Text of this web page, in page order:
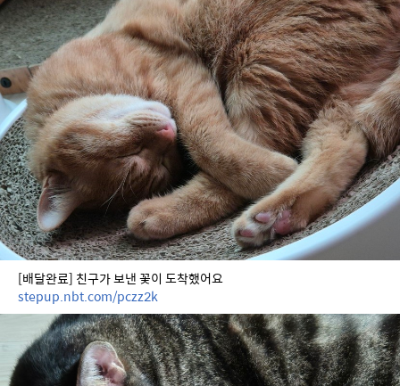
[배달완료] 친구가 보낸 꽃이 도착했어요
stepup.nbt.com/pczz2k